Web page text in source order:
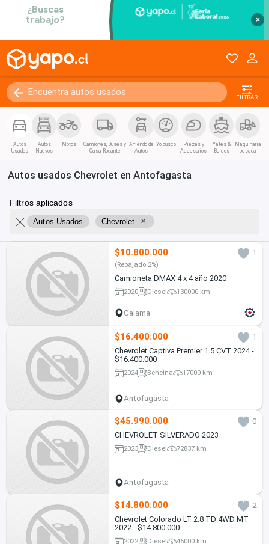
×
FILTRAR
Autos
Usados
Autos
Nuevos
Motos
Camiones, Buses y
Casa Rodante
Arriendo de
Autos
Yo busco
Piezas y
Accesorios
Yates &
Barcos
Maquinaria
pesada
Autos usados Chevrolet en Antofagasta
Filtros aplicados
Autos Usados Chevrolet ×
$10.800.000 1
(Rebajado 2%)
Camioneta DMAX 4 x 4 año 2020
2020 Diesel 130000 km
Calama
$16.400.000
1
Chevrolet Captiva Premier 1.5 CVT 2024 -
$16.400.000
2024 Bencina 17000 km
Antofagasta
$45.990.000
0
CHEVROLET SILVERADO 2023
2023 Diesel 72837 km
Antofagasta
$14.800.000
2
Chevrolet Colorado LT 2.8 TD 4WD MT
2022 - $14.800.000
2022 Diesel 46000 km